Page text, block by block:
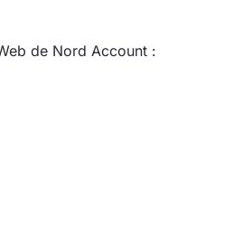
de Nord Account :